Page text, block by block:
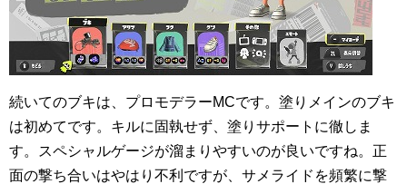
続いてのブキは、プロモデラーMCです。塗りメインのブキ
は初めてです。キルに固執せず、塗りサポートに徹しま
す。スペシャルゲージが溜まりやすいのが良いですね。正
面の撃ち合いはやはり不利ですが、サメライドを頻繁に撃